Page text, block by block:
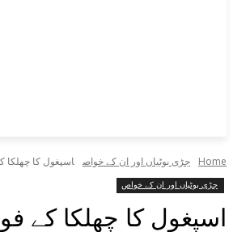
Home جڑی بوٹیاں اور ان کے خواص اسپغول کا چھلکا
جڑی بوٹیاں اور ان کے خواص
اسپغول کا چھلکا کے